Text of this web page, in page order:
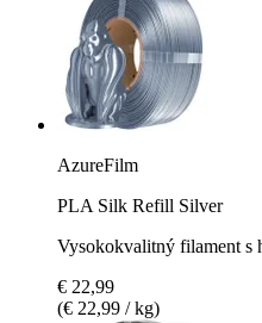
AzureFilm
PLA Silk Refill Silver
Vysokokvalitný filament s
€ 22,99
(€ 22,99 / kg)